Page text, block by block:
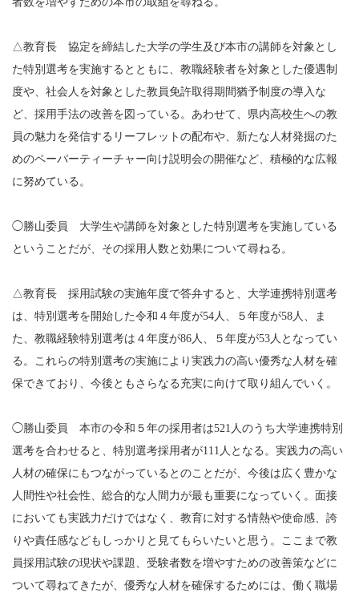
△教育長 協定を締結した大学の学生及び本市の講師を対象とし
た特別選考を実施するとともに、教職経験者を対象とした優遇制
度や、社会人を対象とした教員免許取得期間猶予制度の導入な
ど、採用手法の改善を図っている。あわせて、県内高校生への教
員の魅力を発信するリーフレットの配布や、新たな人材発掘のた
めのペーパーティーチャー向け説明会の開催など、積極的な広報
に努めている。
◯勝山委員 大学生や講師を対象とした特別選考を実施している
ということだが、その採用人数と効果について尋ねる。
△教育長 採用試験の実施年度で答弁すると、大学連携特別選考
は、特別選考を開始した令和４年度が54人、５年度が58人、ま
た、教職経験特別選考は４年度が86人、５年度が53人となってい
る。これらの特別選考の実施により実践力の高い優秀な人材を確
保できており、今後ともさらなる充実に向けて取り組んでいく。
◯勝山委員 本市の令和５年の採用者は521人のうち大学連携特別
選考を合わせると、特別選考採用者が111人となる。実践力の高い
人材の確保にもつながっているとのことだが、今後は広く豊かな
人間性や社会性、総合的な人間力が最も重要になっていく。面接
においても実践力だけではなく、教育に対する情熱や使命感、誇
りや責任感などもしっかりと見てもらいたいと思う。ここまで教
員採用試験の現状や課題、受験者数を増やすための改善策などに
ついて尋ねてきたが、優秀な人材を確保するためには、働く職場